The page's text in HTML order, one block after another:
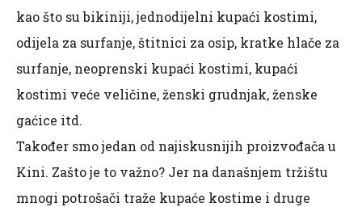
kao što su bikiniji, jednodijelni kupaći kostimi,
odijela za surfanje, štitnici za osip, kratke hlače za
surfanje, neoprenski kupaći kostimi, kupaći
kostimi veće veličine, ženski grudnjak, ženske
gaćice itd.
Također smo jedan od najiskusnijih proizvođača u
Kini. Zašto je to važno? Jer na današnjem tržištu
mnogi potrošači traže kupaće kostime i druge